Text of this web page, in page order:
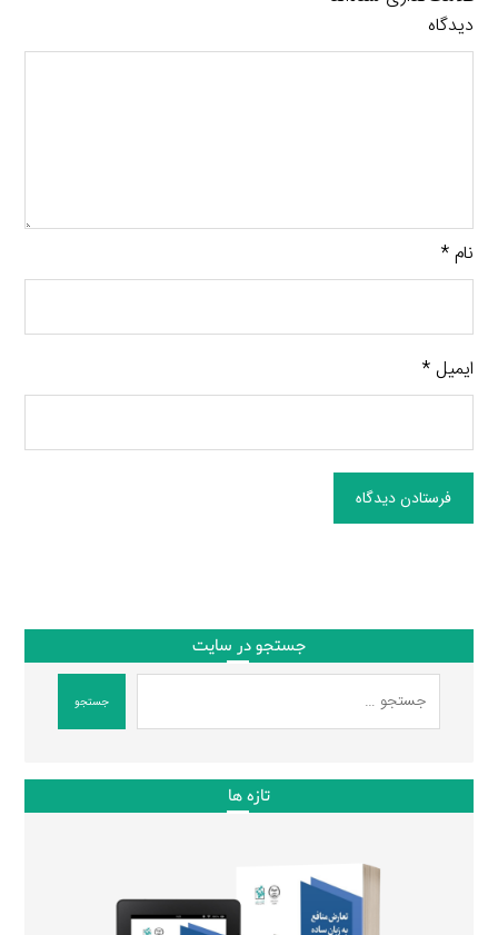
دیدگاه
نام*
ایمیل*
فرستادن دیدگاه
جستجو در سایت
جستجو
تازه ها